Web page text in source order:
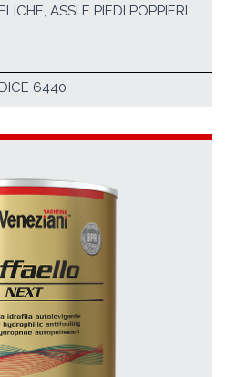
ASSI E PIEDI POPPIERI
6440